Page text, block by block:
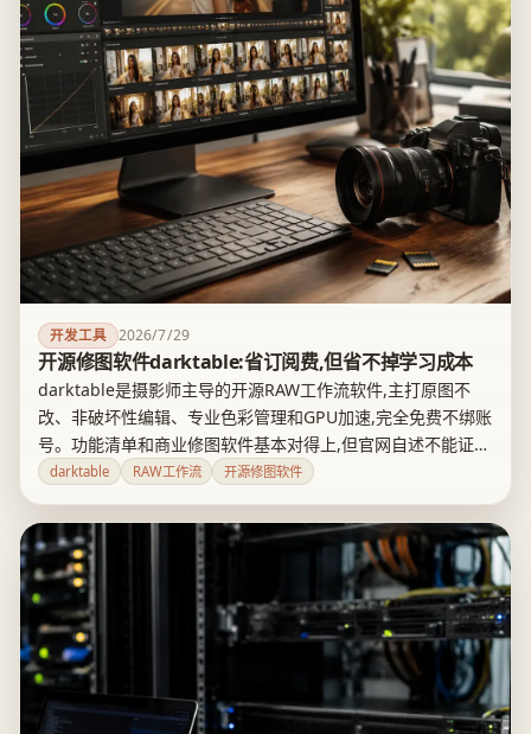
开发工具 2026/7/29
开源修图软件darktable:省订阅费,但省不掉学习成本
darktable是摄影师主导的开源RAW工作流软件,主打原图不
改、非破坏性编辑、专业色彩管理和GPU加速,完全免费不绑账
号。功能清单和商业修图软件基本对得上,但官网自述不能证明
它更好用、更稳定。真正决定换不换的,是相机支持、目录迁
darktable RAW工作流 开源修图软件